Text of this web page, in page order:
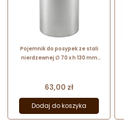
Pojemnik do posypek ze stali
nierdzewnej ∅ 70 x h 130 mm
Cena
63,00 zł
Dodaj do koszyka